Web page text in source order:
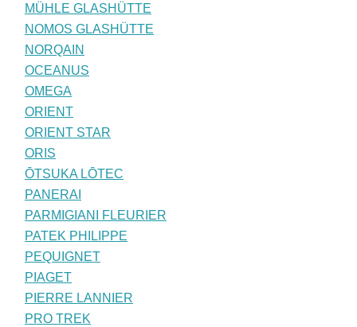
MÜHLE GLASHÜTTE
NOMOS GLASHÜTTE
NORQAIN
OCEANUS
OMEGA
ORIENT
ORIENT STAR
ORIS
ŌTSUKA LŌTEC
PANERAI
PARMIGIANI FLEURIER
PATEK PHILIPPE
PEQUIGNET
PIAGET
PIERRE LANNIER
PRO TREK